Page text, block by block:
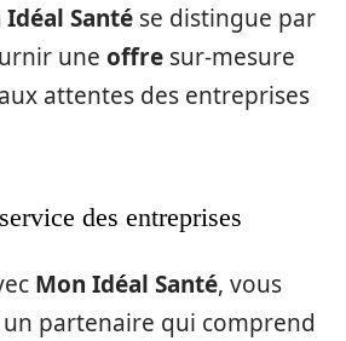
Idéal Santé se distingue par
une offre sur-mesure
attentes des entreprises
des entreprises
Mon Idéal Santé, vous
partenaire qui comprend